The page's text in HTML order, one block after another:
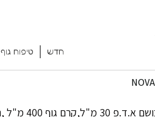
חדש טיפוח גוף